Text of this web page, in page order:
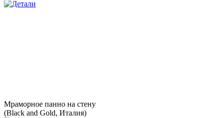
Мраморное панно на стену
(Black and Gold, Италия)